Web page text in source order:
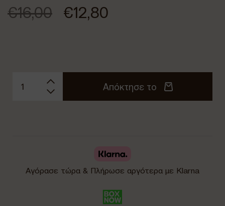
€16,00 €12,80
Απόκτησε το
Αγόρασε τώρα & Πλήρωσε αργότερα με Klarna